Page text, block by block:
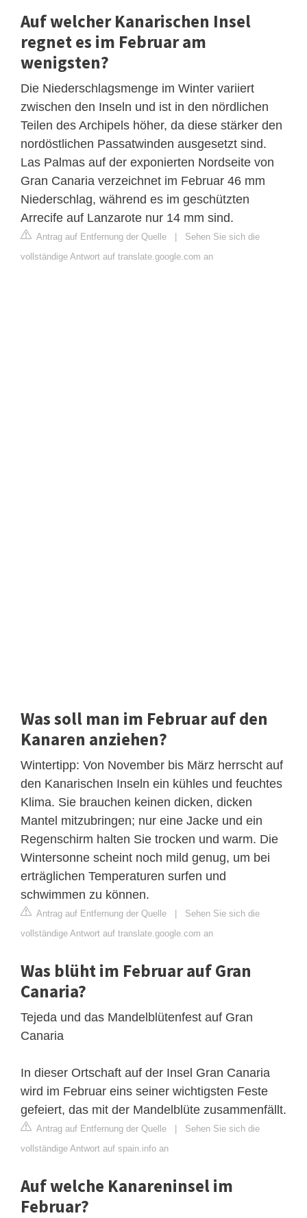
Auf welcher Kanarischen Insel
regnet es im Februar am
wenigsten?
Die Niederschlagsmenge im Winter variiert
zwischen den Inseln und ist in den nördlichen
Teilen des Archipels höher, da diese stärker den
nordöstlichen Passatwinden ausgesetzt sind.
Las Palmas auf der exponierten Nordseite von
Gran Canaria verzeichnet im Februar 46 mm
Niederschlag, während es im geschützten
Arrecife auf Lanzarote nur 14 mm sind.
Antrag auf Entfernung der Quelle | Sehen Sie sich die
vollständige Antwort auf translate.google.com an
Was soll man im Februar auf den
Kanaren anziehen?
Wintertipp: Von November bis März herrscht auf
den Kanarischen Inseln ein kühles und feuchtes
Klima. Sie brauchen keinen dicken, dicken
Mantel mitzubringen; nur eine Jacke und ein
Regenschirm halten Sie trocken und warm. Die
Wintersonne scheint noch mild genug, um bei
erträglichen Temperaturen surfen und
schwimmen zu können.
Antrag auf Entfernung der Quelle | Sehen Sie sich die
vollständige Antwort auf translate.google.com an
Was blüht im Februar auf Gran
Canaria?
Tejeda und das Mandelblütenfest auf Gran
Canaria
In dieser Ortschaft auf der Insel Gran Canaria
wird im Februar eins seiner wichtigsten Feste
gefeiert, das mit der Mandelblüte zusammenfällt.
Antrag auf Entfernung der Quelle | Sehen Sie sich die
vollständige Antwort auf spain.info an
Auf welche Kanareninsel im
Februar?